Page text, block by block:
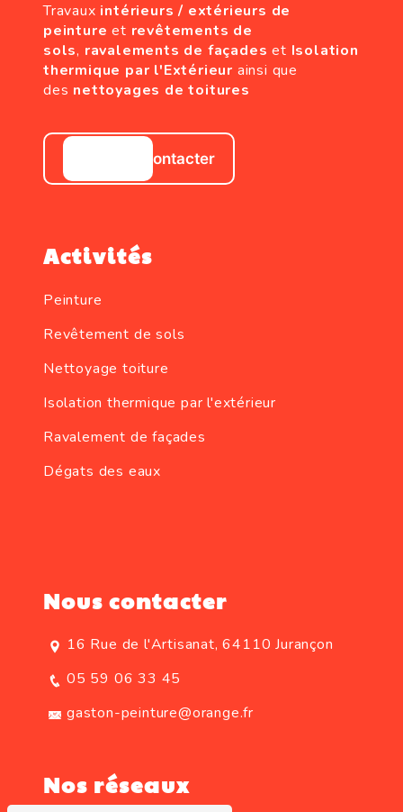
Travaux intérieurs / extérieurs de
peinture et revêtements de
sols, ravalements de façades et Isolation
thermique par l'Extérieur ainsi que
des nettoyages de toitures
Nous contacter
Activités
Peinture
Revêtement de sols
Nettoyage toiture
Isolation thermique par l'extérieur
Ravalement de façades
Dégats des eaux
Nous contacter
16 Rue de l'Artisanat, 64110 Jurançon
05 59 06 33 45
gaston-peinture@orange.fr
Nos réseaux